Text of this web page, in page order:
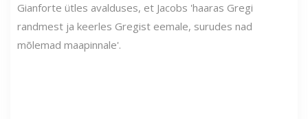
Gianforte ütles avalduses, et Jacobs 'haaras Gregi
randmest ja keerles Gregist eemale, surudes nad
mõlemad maapinnale'.